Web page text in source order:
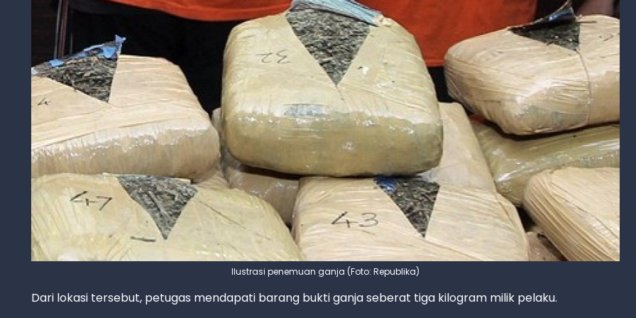
Ilustrasi penemuan ganja (Foto: Republika)
Dari lokasi tersebut, petugas mendapati barang bukti ganja seberat tiga kilogram milik pelaku.